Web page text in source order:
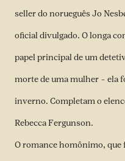
seller do norueguês Jo
oficial divulgado. O longa
papel principal de um
morte de uma mulher – ela
inverno. Completam o
Rebecca Fergunson.
O romance homônimo, que